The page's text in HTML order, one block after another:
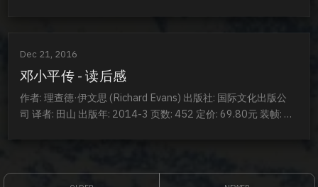
Dec 21, 2016
邓小平传 - 读后感
作者: 理查德·伊文思 (Richard Evans) 出版社: 国际文化出版公
司 译者: 田山 出版年: 2014-3 页数: 452 定价: 69.80元 装帧: 精